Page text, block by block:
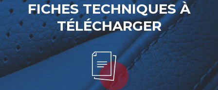
FICHES TECHNIQUES À
TÉLÉCHARGER